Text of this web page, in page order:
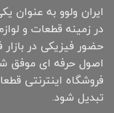
ایران ولوو به عنوان
در زمینه قطعات و
حضور فیزیکی در
اصول حرفه ای موفق
فروشگاه اینترنتی
تبدیل شود.